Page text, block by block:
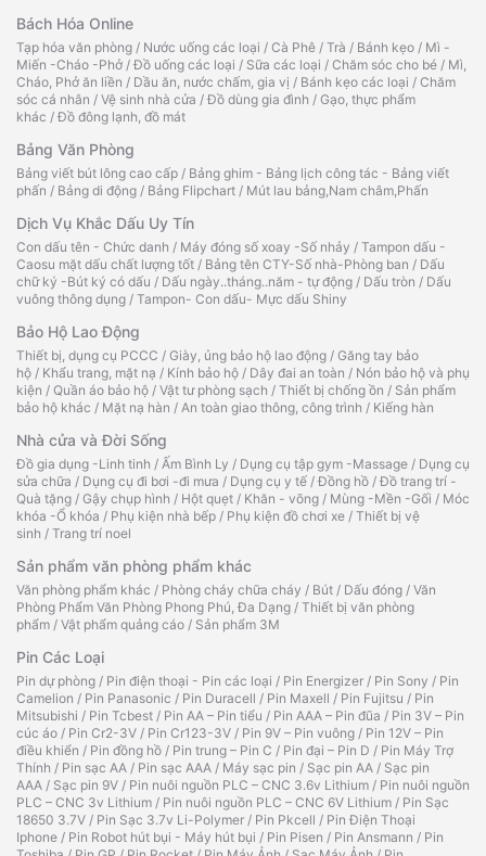
Bách Hóa Online
Tạp hóa văn phòng / Nước uống các loại / Cà Phê / Trà / Bánh kẹo / Mì -
Miến -Cháo -Phở /Đồ uống các loại / Sữa các loại / Chăm sóc cho bé / Mì,
Cháo, Phở ăn liền / Dầu ăn, nước chấm, gia vị / Bánh kẹo các loại / Chăm
sóc cá nhân / Vệ sinh nhà cửa /Đồ dùng gia đình / Gạo, thực phẩm
khác /Đồ đông lạnh, đồ mát
Bảng Văn Phòng
Bảng viết bút lông cao cấp / Bảng ghim - Bảng lịch công tác - Bảng viết
phấn / Bảng di động / Bảng Flipchart / Mút lau bảng,Nam châm,Phấn
Dịch Vụ Khắc Dấu Uy Tín
Con dấu tên - Chức danh / Máy đóng số xoay -Số nhảy / Tampon dấu -
Caosu mặt dấu chất lượng tốt / Bảng tên CTY-Số nhà-Phòng ban / Dấu
chữ ký -Bút ký có dấu / Dấu ngày..tháng..năm - tự động / Dấu tròn / Dấu
vuông thông dụng / Tampon- Con dấu- Mực dấu Shiny
Bảo Hộ Lao Động
Thiết bị, dụng cụ PCCC / Giày, ủng bảo hộ lao động / Găng tay bảo
hộ / Khẩu trang, mặt nạ / Kính bảo hộ / Dây đai an toàn / Nón bảo hộ và phụ
kiện / Quần áo bảo hộ / Vật tư phòng sạch / Thiết bị chống ồn / Sản phẩm
bảo hộ khác / Mặt nạ hàn / An toàn giao thông, công trình / Kiếng hàn
Nhà cửa và Đời Sống
Đồ gia dụng -Linh tinh / Ấm Bình Ly / Dụng cụ tập gym -Massage / Dụng cụ
sửa chữa / Dụng cụ đi bơi -đi mưa / Dụng cụ y tế /Đồng hồ /Đồ trang trí -
Quà tặng / Gậy chụp hình / Hột quẹt / Khăn - võng / Mùng -Mền -Gối / Móc
khóa -Ổ khóa / Phụ kiện nhà bếp / Phụ kiện đồ chơi xe / Thiết bị vệ
sinh / Trang trí noel
Sản phẩm văn phòng phẩm khác
Văn phòng phẩm khác / Phòng cháy chữa cháy / Bút / Dấu đóng / Văn
Phòng Phẩm Văn Phòng Phong Phú, Đa Dạng / Thiết bị văn phòng
phẩm / Vật phẩm quảng cáo / Sản phẩm 3M
Pin Các Loại
Pin dự phòng / Pin điện thoại - Pin các loại / Pin Energizer / Pin Sony / Pin
Camelion / Pin Panasonic / Pin Duracell / Pin Maxell / Pin Fujitsu / Pin
Mitsubishi / Pin Tcbest / Pin AA – Pin tiểu / Pin AAA – Pin đũa / Pin 3V – Pin
cúc áo / Pin Cr2-3V / Pin Cr123-3V / Pin 9V – Pin vuông / Pin 12V – Pin
điều khiển / Pin đồng hồ / Pin trung – Pin C / Pin đại – Pin D / Pin Máy Trợ
Thính / Pin sạc AA / Pin sạc AAA / Máy sạc pin / Sạc pin AA / Sạc pin
AAA / Sạc pin 9V / Pin nuôi nguồn PLC – CNC 3.6v Lithium / Pin nuôi nguồn
PLC – CNC 3v Lithium / Pin nuôi nguồn PLC – CNC 6V Lithium / Pin Sạc
18650 3.7V / Pin Sạc 3.7v Li-Polymer / Pin Pkcell / Pin Điện Thoại
Iphone / Pin Robot hút bụi - Máy hút bụi / Pin Pisen / Pin Ansmann / Pin